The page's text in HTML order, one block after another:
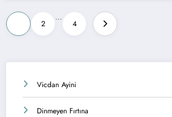
Yazı
sayfalaması
2
…
4
Vicdan Ayini
Dinmeyen Fırtına